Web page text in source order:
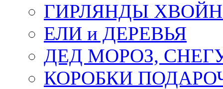
ГИРЛЯНДЫ
ЕЛИ и ДЕРЕВЬЯ
ДЕД МОРОЗ,
КОРОБКИ